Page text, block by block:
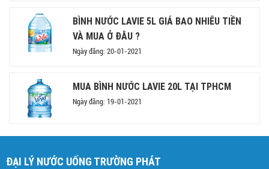
BÌNH NƯỚC LAVIE 5L GIÁ BAO NHIÊU TIỀN
VÀ MUA Ở ĐÂU ?
Ngày đăng: 20-01-2021
MUA BÌNH NƯỚC LAVIE 20L TẠI TPHCM
Ngày đăng: 19-01-2021
ĐẠI LÝ NƯỚC UỐNG TRƯỜNG PHÁT